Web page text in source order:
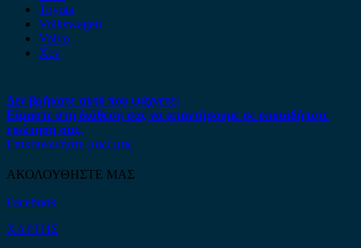
Toyota
Volkswagen
Volvo
Xev
Δεν βρήκατε αυτό που ψάχνετε;
Είμαστε στη διάθεση σας να απαντήσουμε σε οποιαδήποτε
ερώτηση σας.
Επικοινωνήστε μαζί μας
ΑΚΟΛΟΥΘΗΣΤΕ ΜΑΣ
Facebook
ΧΑΡΤΗΣ